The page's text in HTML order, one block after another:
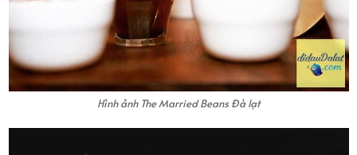
Hình ảnh The Married Beans Đà lạt